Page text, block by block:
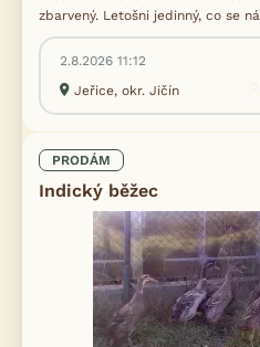
zbarvený. Letošni jedinný, co se
2.8.2026 11:12
Jeřice, okr. Jičín
PRODÁM
Indický běžec